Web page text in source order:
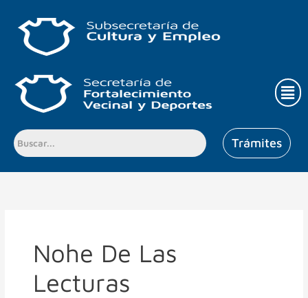
contenido
Trámites
Nohe De Las
Lecturas